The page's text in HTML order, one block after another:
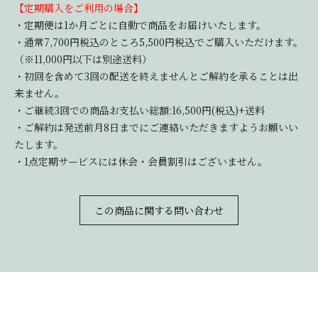
【定期購入をご利用の場合】
・定期便は1か月ごとに自動で商品をお届けいたします。
・通常7,700円税込のところ5,500円税込でご購入いただけます。
（※11,000円以下は別途送料）
・初回を含めて3回の配送を終えませんとご解約を承ることは出
来ません。
・ご継続3回での商品お支払い総額:16,500円(税込)+送料
・ご解約は発送前月8日までにご連絡いただきますようお願いい
たします。
・1点定期サービスには休会・会員割引はございません。
この商品に関する問い合わせ